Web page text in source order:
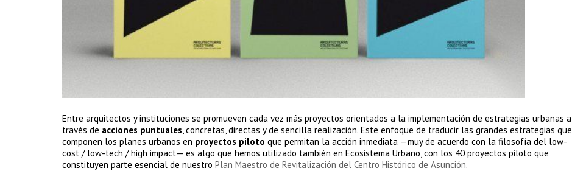
Entre arquitectos y instituciones se promueven cada vez más proyectos orientados a la implementación de estrategias urbanas a
través de acciones puntuales, concretas, directas y de sencilla realización. Este enfoque de traducir las grandes estrategias que
componen los planes urbanos en proyectos piloto que permitan la acción inmediata —muy de acuerdo con la filosofía del low-
cost / low-tech / high impact— es algo que hemos utilizado también en Ecosistema Urbano, con los 40 proyectos piloto que
constituyen parte esencial de nuestro Plan Maestro de Revitalización del Centro Histórico de Asunción.